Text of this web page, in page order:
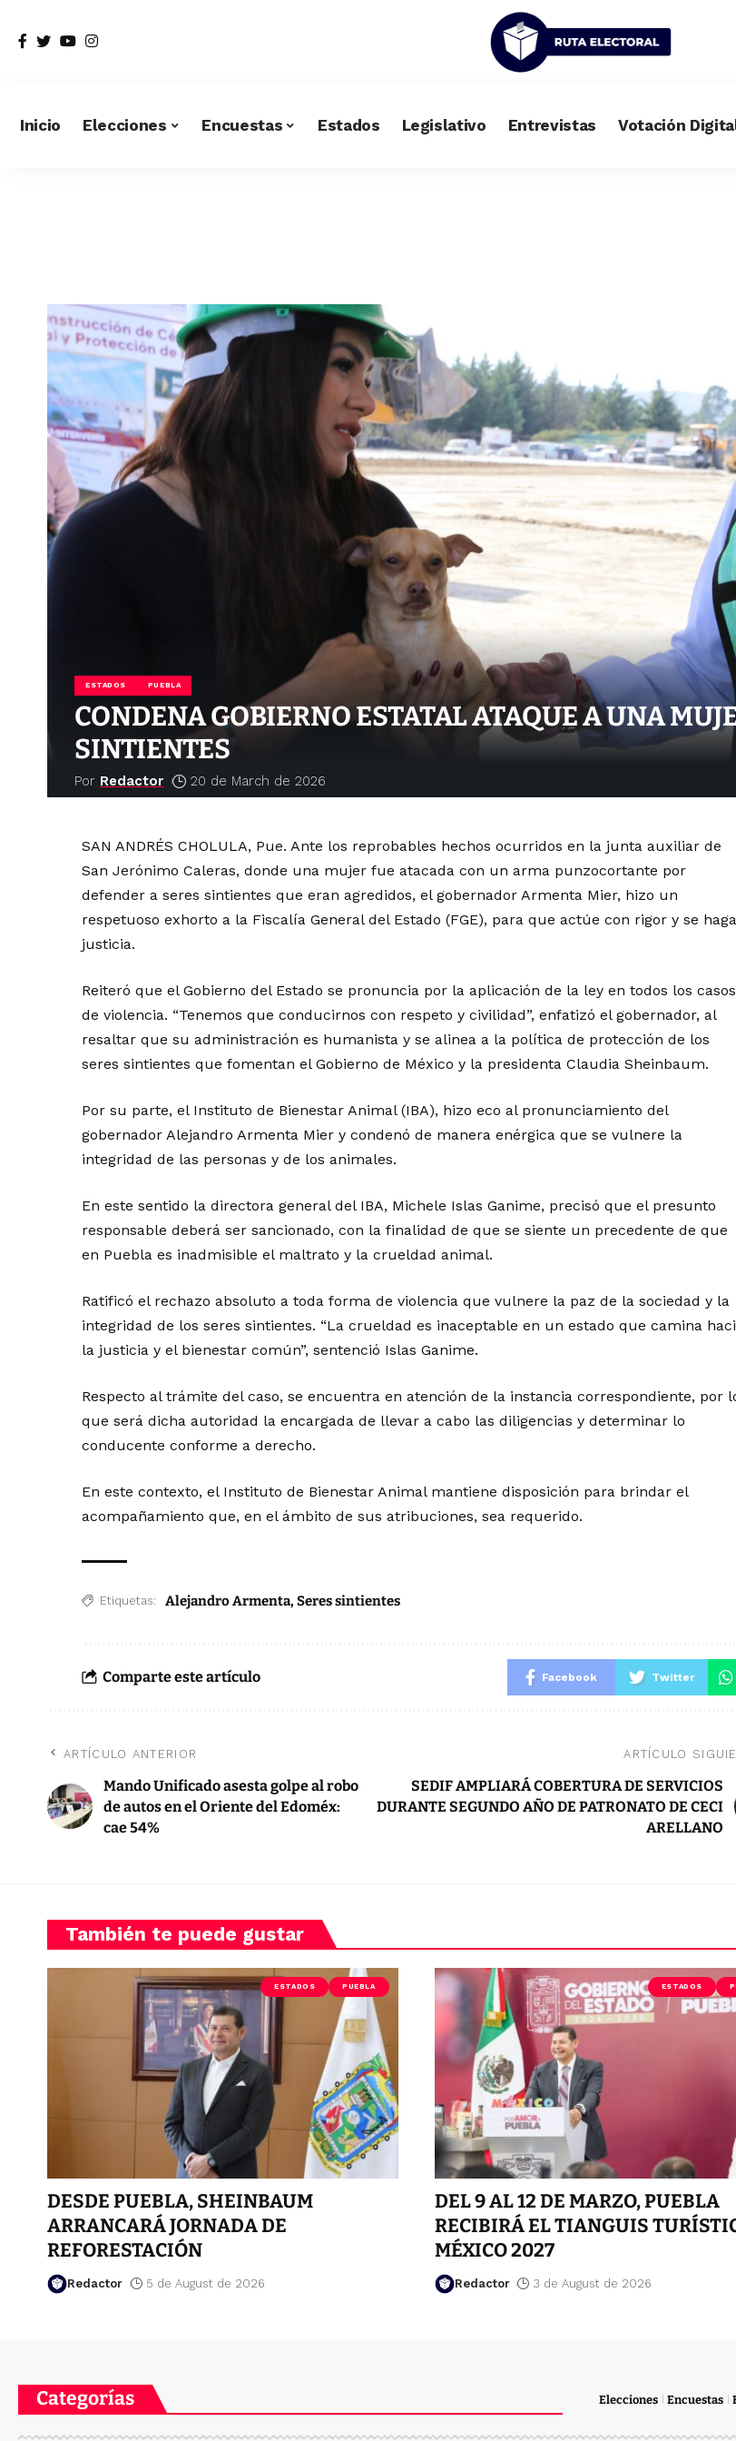
Inicio Elecciones Encuestas Estados Legislativo Entrevistas Votación
ESTADOS PUEBLA
CONDENA GOBIERNO ESTATAL ATAQUE A UNA
SINTIENTES
Por Redactor 20 de March de 2026
SAN ANDRÉS CHOLULA, Pue. Ante los reprobables hechos ocurridos en la junta auxiliar de
San Jerónimo Caleras, donde una mujer fue atacada con un arma punzocortante por
defender a seres sintientes que eran agredidos, el gobernador Armenta Mier, hizo un
respetuoso exhorto a la Fiscalía General del Estado (FGE), para que actúe con rigor y se haga
justicia.
Reiteró que el Gobierno del Estado se pronuncia por la aplicación de la ley en todos los casos
de violencia. “Tenemos que conducirnos con respeto y civilidad”, enfatizó el gobernador, al
resaltar que su administración es humanista y se alinea a la política de protección de los
seres sintientes que fomentan el Gobierno de México y la presidenta Claudia Sheinbaum.
Por su parte, el Instituto de Bienestar Animal (IBA), hizo eco al pronunciamiento del
gobernador Alejandro Armenta Mier y condenó de manera enérgica que se vulnere la
integridad de las personas y de los animales.
En este sentido la directora general del IBA, Michele Islas Ganime, precisó que el presunto
responsable deberá ser sancionado, con la finalidad de que se siente un precedente de que
en Puebla es inadmisible el maltrato y la crueldad animal.
Ratificó el rechazo absoluto a toda forma de violencia que vulnere la paz de la sociedad y la
integridad de los seres sintientes. “La crueldad es inaceptable en un estado que camina
la justicia y el bienestar común”, sentenció Islas Ganime.
Respecto al trámite del caso, se encuentra en atención de la instancia correspondiente, por
que será dicha autoridad la encargada de llevar a cabo las diligencias y determinar lo
conducente conforme a derecho.
En este contexto, el Instituto de Bienestar Animal mantiene disposición para brindar el
acompañamiento que, en el ámbito de sus atribuciones, sea requerido.
Etiquetas: Alejandro Armenta,Seres sintientes
Comparte este artículo Facebook Twitter
ARTÍCULO ANTERIOR
Mando Unificado asesta golpe al robo
de autos en el Oriente del Edoméx:
cae 54%
ARTÍCULO
SEDIF AMPLIARÁ COBERTURA DE SERVICIOS
DURANTE SEGUNDO AÑO DE PATRONATO DE CECI
ARELLANO
También te puede gustar
ESTADOS PUEBLA
DESDE PUEBLA, SHEINBAUM
ARRANCARÁ JORNADA DE
REFORESTACIÓN
Redactor 5 de August de 2026
ESTADOS
DEL 9 AL 12 DE MARZO, PUEBLA
RECIBIRÁ EL TIANGUIS
MÉXICO 2027
Redactor 3 de August de 2026
Categorías Elecciones Encuestas